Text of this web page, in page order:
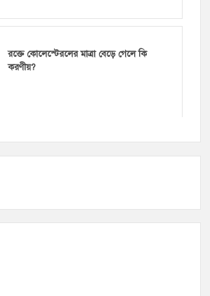
রক্তে কোলেস্টেরলের মাত্রা বেড়ে গেলে কি
করণীয়?